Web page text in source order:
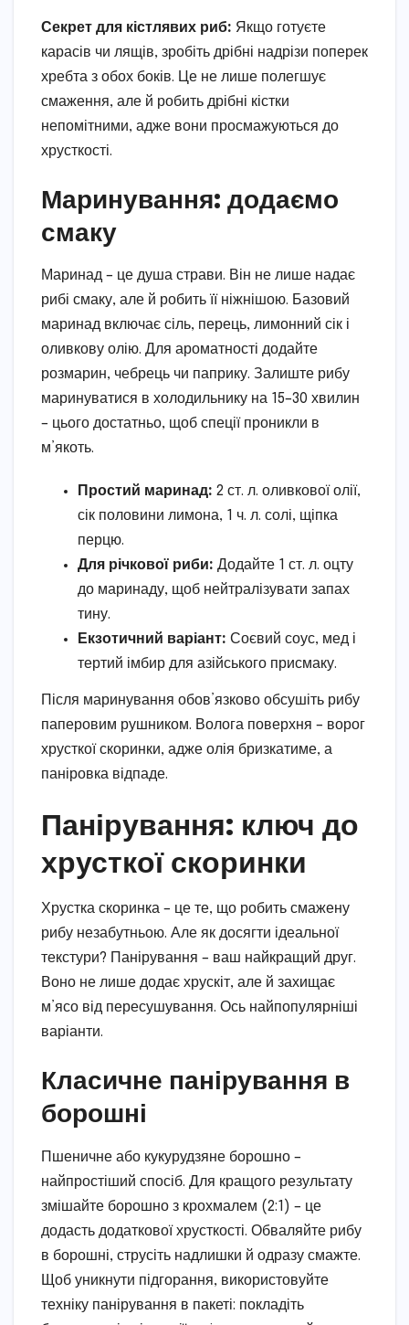
Секрет для кістлявих риб: Якщо готуєте
карасів чи лящів, зробіть дрібні надрізи поперек
хребта з обох боків. Це не лише полегшує
смаження, але й робить дрібні кістки
непомітними, адже вони просмажуються до
хрусткості.
Маринування: додаємо
смаку
Маринад – це душа страви. Він не лише надає
рибі смаку, але й робить її ніжнішою. Базовий
маринад включає сіль, перець, лимонний сік і
оливкову олію. Для ароматності додайте
розмарин, чебрець чи паприку. Залиште рибу
маринуватися в холодильнику на 15–30 хвилин
– цього достатньо, щоб спеції проникли в
м’якоть.
Простий маринад: 2 ст. л. оливкової олії,
сік половини лимона, 1 ч. л. солі, щіпка
перцю.
Для річкової риби: Додайте 1 ст. л. оцту
до маринаду, щоб нейтралізувати запах
тину.
Екзотичний варіант: Соєвий соус, мед і
тертий імбир для азійського присмаку.
Після маринування обов’язково обсушіть рибу
паперовим рушником. Волога поверхня – ворог
хрусткої скоринки, адже олія бризкатиме, а
паніровка відпаде.
Панірування: ключ до
хрусткої скоринки
Хрустка скоринка – це те, що робить смажену
рибу незабутньою. Але як досягти ідеальної
текстури? Панірування – ваш найкращий друг.
Воно не лише додає хрускіт, але й захищає
м’ясо від пересушування. Ось найпопулярніші
варіанти.
Класичне панірування в
борошні
Пшеничне або кукурудзяне борошно –
найпростіший спосіб. Для кращого результату
змішайте борошно з крохмалем (2:1) – це
додасть додаткової хрусткості. Обваляйте рибу
в борошні, струсіть надлишки й одразу смажте.
Щоб уникнути підгорання, використовуйте
техніку панірування в пакеті: покладіть